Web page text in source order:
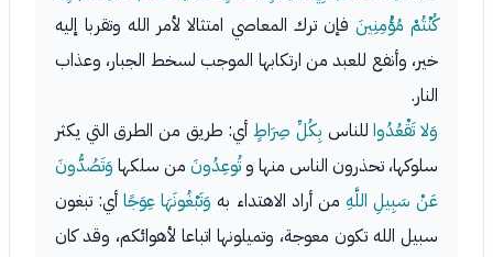
كُنْتُمْ مُؤْمِنِينَ فإن ترك المعاصي امتثالا لأمر الله وتقربا إليه
خير، وأنفع للعبد من ارتكابها الموجب لسخط الجبار، وعذاب
النار.
وَلا تَقْعُدُواللناس بِكُلِّ صِرَاطٍأي: طريق من الطرق التي يكثر
سلوكها، تحذرون الناس منها وتُوعِدُونَ من سلكها وَتَصُدُّونَ
عَنْ سَبِيلِ اللَّهِ من أراد الاهتداء به وَتَبْغُونَهَا عِوَجًاأي: تبغون
سبيل الله تكون معوجة، وتميلونها اتباعا لأهوائكم، وقد كان